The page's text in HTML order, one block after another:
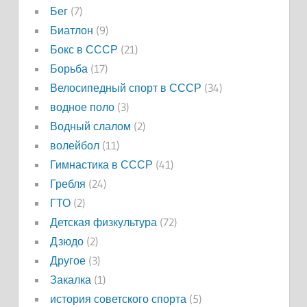
Бег(7)
Биатлон (9)
Бокс в СССР (21)
Борьба(17)
Велосипедный спорт в СССР (34)
водное поло(3)
Водный слалом (2)
волейбол(11)
Гимнастика в СССР (41)
Гребля (24)
ГТО(2)
Детская физкультура(72)
Дзюдо(2)
Другое(3)
Закалка(1)
история советского спорта(5)